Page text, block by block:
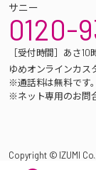
サニー
0120-
［受付時間］あさ10
ゆめオンラインカス
※通話料は無料です。
※ネット専用のお問
Copyright © IZUMI